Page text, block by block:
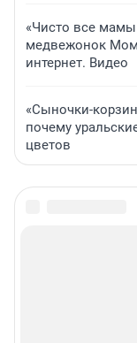
«Чисто все мамы
медвежонок
интернет. Видео
«Сыночки-
почему
цветов